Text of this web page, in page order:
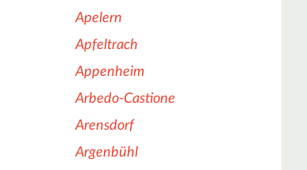
Apelern
Apfeltrach
Appenheim
Arbedo-Castione
Arensdorf
Argenbühl